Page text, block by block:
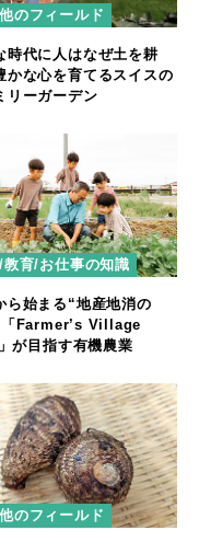
のフィールド
時代に人はなぜ土を耕
かな心を育てるスイスの
リーガーデン
教育/お仕事の知識
ら始まる“地産地消の
「Farmer’s Village
が目指す有機農業
のフィールド